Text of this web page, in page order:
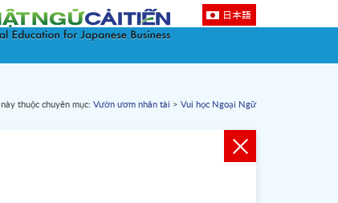
日本語
thuộc chuyên mục: Vườn ươm nhân tài > Vui học Ngoại Ngữ